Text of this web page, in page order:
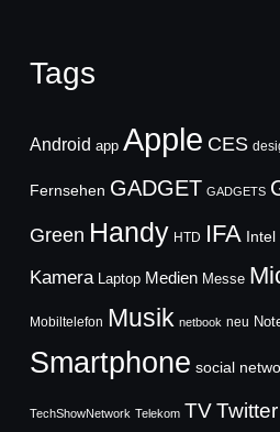
Tags
Android app Apple CES
Fernsehen GADGET GADGETS
Green Handy HTD IFA Intel
Kamera Laptop Medien Messe
Mobiltelefon Musik netbook neu
Smartphone social
TechShowNetwork Telekom TVTwitter